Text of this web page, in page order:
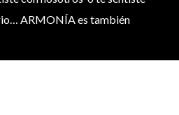
ARMONÍA es también